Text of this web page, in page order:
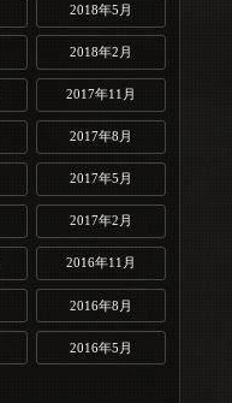
2018年5月
2018年2月
2017年11月
2017年8月
2017年5月
2017年2月
2016年11月
2016年8月
2016年5月